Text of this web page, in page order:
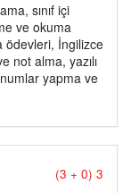
sınıf içi
ve okuma
ödevleri, İngilizce
not alma, yazılı
yapma ve
(3 + 0) 3